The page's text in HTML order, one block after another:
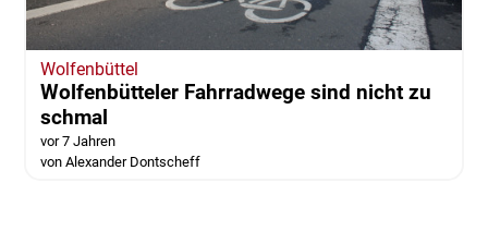
Wolfenbüttel
Wolfenbütteler Fahrradwege sind nicht zu
schmal
vor 7 Jahren
von Alexander Dontscheff